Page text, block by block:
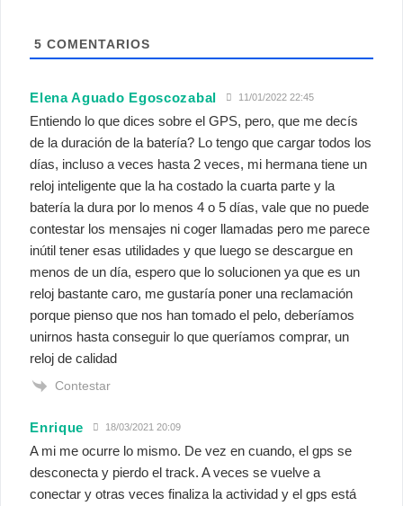
5 COMENTARIOS
Elena Aguado Egoscozabal 11/01/2022 22:45
Entiendo lo que dices sobre el GPS, pero, que me decís
de la duración de la batería? Lo tengo que cargar todos los
días, incluso a veces hasta 2 veces, mi hermana tiene un
reloj inteligente que la ha costado la cuarta parte y la
batería la dura por lo menos 4 o 5 días, vale que no puede
contestar los mensajes ni coger llamadas pero me parece
inútil tener esas utilidades y que luego se descargue en
menos de un día, espero que lo solucionen ya que es un
reloj bastante caro, me gustaría poner una reclamación
porque pienso que nos han tomado el pelo, deberíamos
unirnos hasta conseguir lo que queríamos comprar, un
reloj de calidad
Contestar
Enrique 18/03/2021 20:09
A mi me ocurre lo mismo. De vez en cuando, el gps se
desconecta y pierdo el track. A veces se vuelve a
conectar y otras veces finaliza la actividad y el gps está